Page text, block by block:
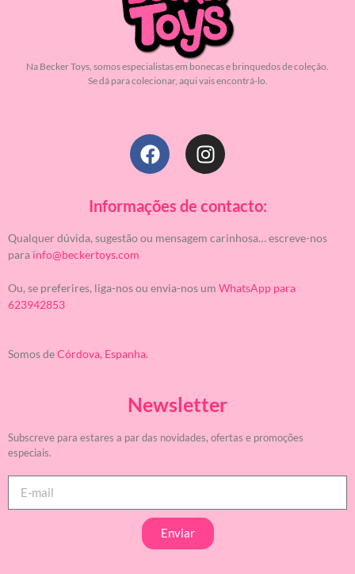
Na Becker Toys, somos especialistas em bonecas e brinquedos de coleção.
Se dá para colecionar, aqui vais encontrá-lo.
Informações de contacto:
Qualquer dúvida, sugestão ou mensagem carinhosa… escreve-nos
para info@beckertoys.com
Ou, se preferires, liga-nos ou envia-nos um WhatsApp para
623942853
Somos deCórdova, Espanha.
Newsletter
Subscreve para estares a par das novidades, ofertas e promoções
especiais.
Enviar